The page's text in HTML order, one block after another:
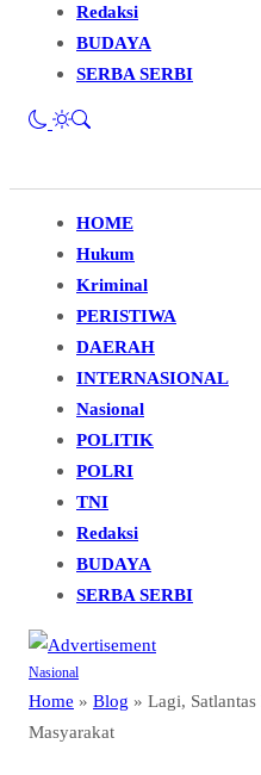
Redaksi
BUDAYA
SERBA SERBI
HOME
Hukum
Kriminal
PERISTIWA
DAERAH
INTERNASIONAL
Nasional
POLITIK
POLRI
TNI
Redaksi
BUDAYA
SERBA SERBI
Nasional
Home » Blog » Lagi,
Masyarakat